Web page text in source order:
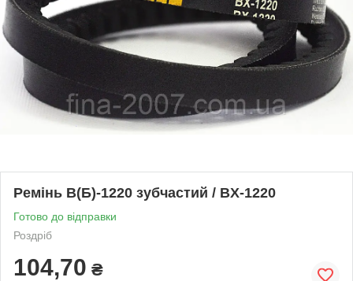
Ремінь В(Б)-1220 зубчастий / BX-1220
Готово до відправки
Роздріб
104,70 ₴